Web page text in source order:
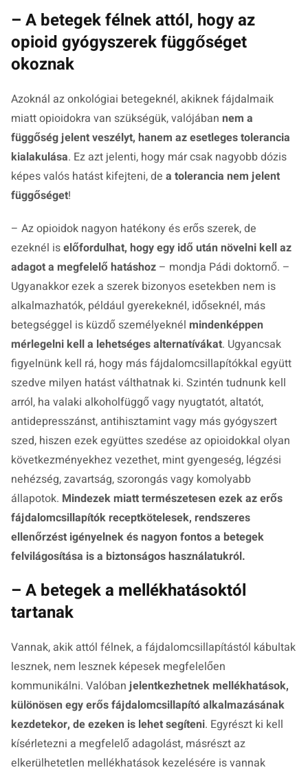
– A betegek félnek attól, hogy az
opioid gyógyszerek függőséget
okoznak
Azoknál az onkológiai betegeknél, akiknek fájdalmaik
miatt opioidokra van szükségük, valójában nem a
függőség jelent veszélyt, hanem az esetleges tolerancia
kialakulása. Ez azt jelenti, hogy már csak nagyobb dózis
képes valós hatást kifejteni, de a tolerancia nem jelent
függőséget!
– Az opioidok nagyon hatékony és erős szerek, de
ezeknél iselőfordulhat, hogy egy idő után növelni kell az
adagot a megfelelő hatáshoz – mondja Pádi doktornő. –
Ugyanakkor ezek a szerek bizonyos esetekben nem is
alkalmazhatók, például gyerekeknél, időseknél, más
betegséggel is küzdő személyeknél mindenképpen
mérlegelni kell a lehetséges alternatívákat. Ugyancsak
figyelnünk kell rá, hogy más fájdalomcsillapítókkal együtt
szedve milyen hatást válthatnak ki. Szintén tudnunk kell
arról, ha valaki alkoholfüggő vagy nyugtatót, altatót,
antidepresszánst, antihisztamint vagy más gyógyszert
szed, hiszen ezek együttes szedése az opioidokkal olyan
következményekhez vezethet, mint gyengeség, légzési
nehézség, zavartság, szorongás vagy komolyabb
állapotok. Mindezek miatt természetesen ezek az erős
fájdalomcsillapítók receptkötelesek, rendszeres
ellenőrzést igényelnek és nagyon fontos a betegek
felvilágosítása is a biztonságos használatukról.
– A betegek a mellékhatásoktól
tartanak
Vannak, akik attól félnek, a fájdalomcsillapítástól kábultak
lesznek, nem lesznek képesek megfelelően
kommunikálni. Valóbanjelentkezhetnek mellékhatások,
különösen egy erős fájdalomcsillapító alkalmazásának
kezdetekor, de ezeken is lehet segíteni. Egyrészt ki kell
kísérletezni a megfelelő adagolást, másrészt az
elkerülhetetlen mellékhatások kezelésére is vannak